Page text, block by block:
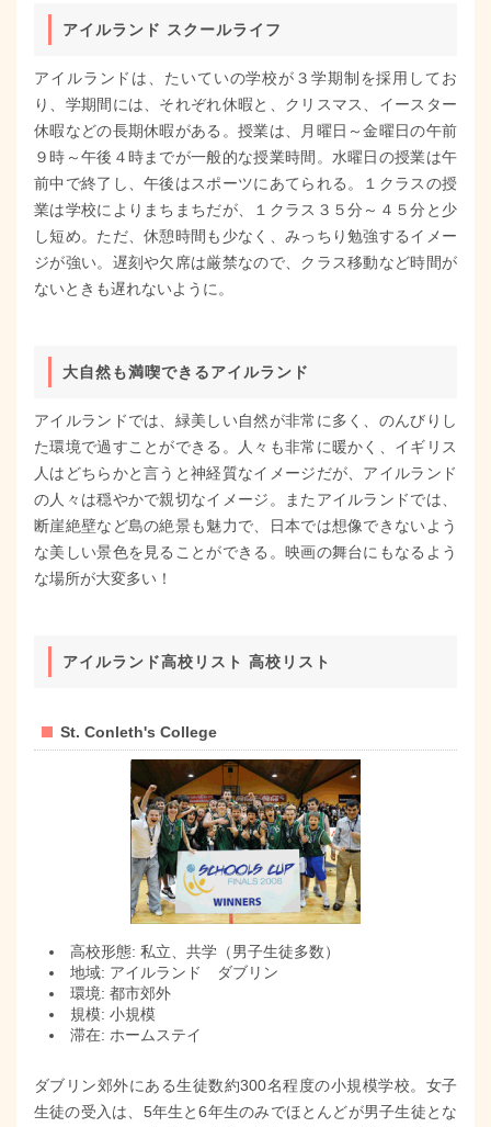
アイルランド スクールライフ
アイルランドは、たいていの学校が３学期制を採用してお
り、学期間には、それぞれ休暇と、クリスマス、イースター
休暇などの長期休暇がある。授業は、月曜日～金曜日の午前
９時～午後４時までが一般的な授業時間。水曜日の授業は午
前中で終了し、午後はスポーツにあてられる。１クラスの授
業は学校によりまちまちだが、１クラス３５分～４５分と少
し短め。ただ、休憩時間も少なく、みっちり勉強するイメー
ジが強い。遅刻や欠席は厳禁なので、クラス移動など時間が
ないときも遅れないように。
大自然も満喫できるアイルランド
アイルランドでは、緑美しい自然が非常に多く、のんびりし
た環境で過すことができる。人々も非常に暖かく、イギリス
人はどちらかと言うと神経質なイメージだが、アイルランド
の人々は穏やかで親切なイメージ。またアイルランドでは、
断崖絶壁など島の絶景も魅力で、日本では想像できないよう
な美しい景色を見ることができる。映画の舞台にもなるよう
な場所が大変多い！
アイルランド高校リスト 高校リスト
St. Conleth's College
高校形態: 私立、共学（男子生徒多数）
地域: アイルランド ダブリン
環境: 都市郊外
規模: 小規模
滞在: ホームステイ
ダブリン郊外にある生徒数約300名程度の小規模学校。女子
生徒の受入は、5年生と6年生のみでほとんどが男子生徒とな